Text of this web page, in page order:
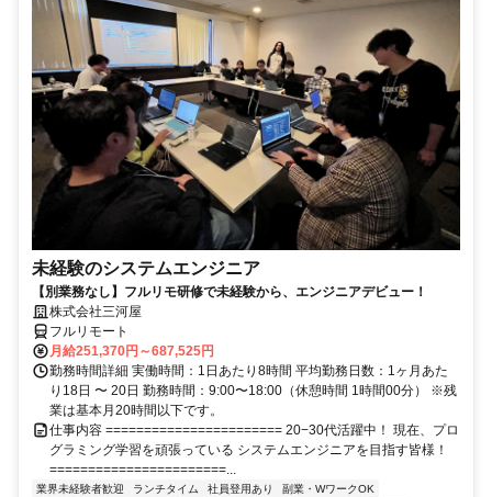
未経験のシステムエンジニア
【別業務なし】フルリモ研修で未経験から、エンジニアデビュー！
株式会社三河屋
フルリモート
月給251,370円～687,525円
勤務時間詳細 実働時間：1日あたり8時間 平均勤務日数：1ヶ月あた
り18日 〜 20日 勤務時間：9:00〜18:00（休憩時間 1時間00分） ※残
業は基本月20時間以下です。
仕事内容 ======================= 20−30代活躍中！ 現在、プロ
グラミング学習を頑張っている システムエンジニアを目指す皆様！
=======================...
業界未経験者歓迎 ランチタイム 社員登用あり
副業・WワークOK